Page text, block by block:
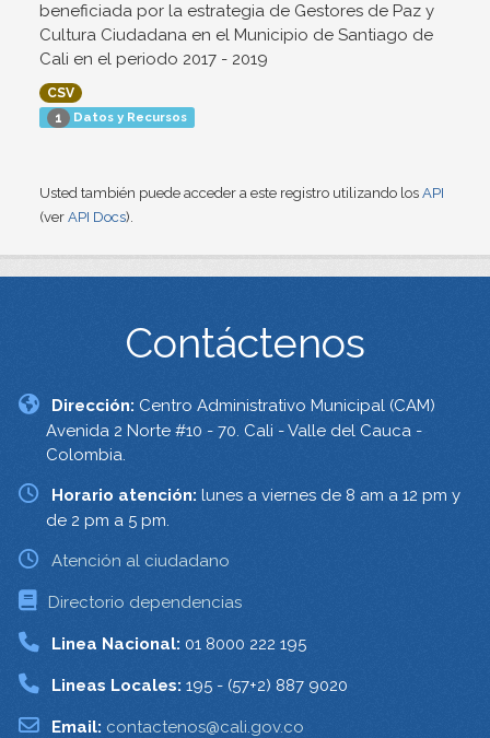
beneficiada por la estrategia de Gestores de Paz y
Cultura Ciudadana en el Municipio de Santiago de
Cali en el periodo 2017 - 2019
CSV
1 Datos y Recursos
Usted también puede acceder a este registro utilizando los API
(ver API Docs).
Contáctenos
Dirección: Centro Administrativo Municipal (CAM)
Avenida 2 Norte #10 - 70. Cali - Valle del Cauca -
Colombia.
Horario atención: lunes a viernes de 8 am a 12 pm y
de 2 pm a 5 pm.
Atención al ciudadano
Directorio dependencias
Linea Nacional: 01 8000 222 195
Lineas Locales: 195 - (57+2) 887 9020
Email: contactenos@cali.gov.co